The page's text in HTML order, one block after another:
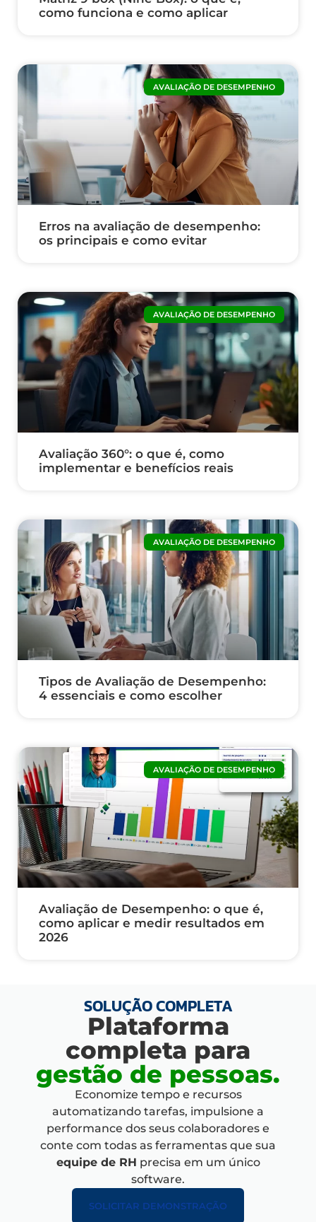
como funciona e como aplicar
AVALIAÇÃO DE DESEMPENHO
Erros na avaliação de desempenho:
os principais e como evitar
AVALIAÇÃO DE DESEMPENHO
Avaliação 360°: o que é, como
implementar e benefícios reais
AVALIAÇÃO DE DESEMPENHO
Tipos de Avaliação de Desempenho:
4 essenciais e como escolher
AVALIAÇÃO DE DESEMPENHO
Avaliação de Desempenho: o que é,
como aplicar e medir resultados em
2026
SOLUÇÃO COMPLETA
Plataforma
completa para
gestão de pessoas.
Economize tempo e recursos
automatizando tarefas, impulsione a
performance dos seus colaboradores e
conte com todas as ferramentas que sua
equipe de RH precisa em um único
software.
SOLICITAR DEMONSTRAÇÃO